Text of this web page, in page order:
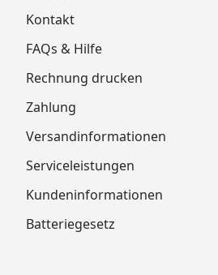
Kontakt
FAQs & Hilfe
Rechnung drucken
Zahlung
Versandinformationen
Serviceleistungen
Kundeninformationen
Batteriegesetz